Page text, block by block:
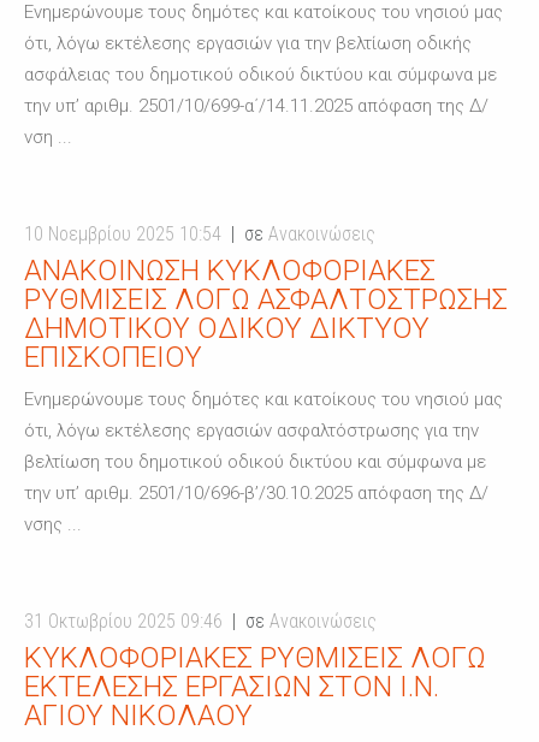
Ενημερώνουμε τους δημότες και κατοίκους του νησιού μας
ότι, λόγω εκτέλεσης εργασιών για την βελτίωση οδικής
ασφάλειας του δημοτικού οδικού δικτύου και σύμφωνα με
την υπ’ αριθμ. 2501/10/699-α΄/14.11.2025 απόφαση της Δ/
νση ...
10 Νοεμβρίου 2025 10:54 σε Ανακοινώσεις
ΑΝΑΚΟΊΝΩΣΗ ΚΥΚΛΟΦΟΡΙΑΚΈΣ
ΡΥΘΜΊΣΕΙΣ ΛΌΓΩ ΑΣΦΑΛΤΌΣΤΡΩΣΗΣ
ΔΗΜΟΤΙΚΟΎ ΟΔΙΚΟΎ ΔΙΚΤΎΟΥ
ΕΠΙΣΚΟΠΕΊΟΥ
Ενημερώνουμε τους δημότες και κατοίκους του νησιού μας
ότι, λόγω εκτέλεσης εργασιών ασφαλτόστρωσης για την
βελτίωση του δημοτικού οδικού δικτύου και σύμφωνα με
την υπ’ αριθμ. 2501/10/696-β’/30.10.2025 απόφαση της Δ/
νσης ...
31 Οκτωβρίου 2025 09:46 σε Ανακοινώσεις
ΚΥΚΛΟΦΟΡΙΑΚΈΣ ΡΥΘΜΊΣΕΙΣ ΛΌΓΩ
ΕΚΤΈΛΕΣΗΣ ΕΡΓΑΣΙΏΝ ΣΤΟΝ Ι.Ν.
ΑΓΊΟΥ ΝΙΚΟΛΆΟΥ